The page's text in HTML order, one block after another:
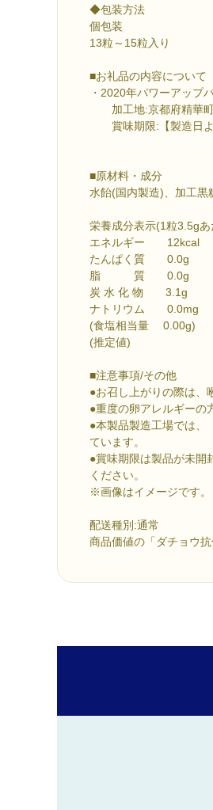
◆包装方法
個包装
13粒～15粒入り
■お礼品の内容について
・2020年パワーアッ
加工地:京都府精華
賞味期限:【製造日よ
■原材料・成分
水飴(国内製造)、加工黒
栄養成分表示(1粒3.5gあ
エネルギー 12kcal
たんぱく質 0.0g
脂 質 0.0g
炭 水 化 物 3.1g
ナトリウム 0.0mg
(食塩相当量 0.00g)
(推定値)
■注意事項/その他
●お召し上がりの際は、
●重度の卵アレルギーの
●本製品製造工場では、
ています。
●賞味期限は製品が未開
ください。
※画像はイメージです。
配送種別:通常
商品価値の「ダチョウ